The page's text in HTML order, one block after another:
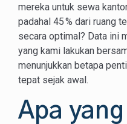
mereka untuk sewa
padahal 45 % dari ruang
secara optimal? Data ini
yang kami lakukan
menunjukkan betapa
tepat sejak awal.
Apa